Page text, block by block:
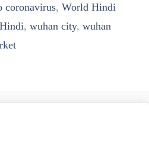
coronavirus, World Hindi
, wuhan city, wuhan